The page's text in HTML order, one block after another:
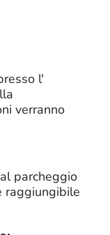
l'
verranno
parcheggio
raggiungibile